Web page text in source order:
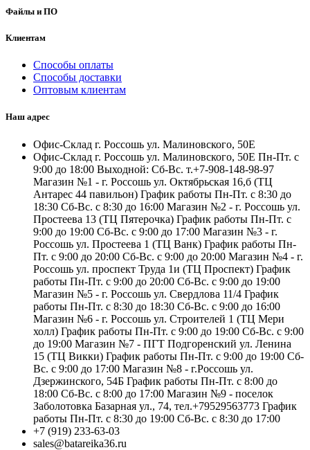
Файлы и ПО
Клиентам
Способы оплаты
Способы доставки
Оптовым клиентам
Наш адрес
Офис-Склад г. Россошь ул. Малиновского, 50Е
Офис-Склад г. Россошь ул. Малиновского, 50Е Пн-Пт. с
9:00 до 18:00 Выходной: Сб-Вс. т.+7-908-148-98-97
Магазин №1 - г. Россошь ул. Октябрьская 16,б (ТЦ
Антарес 44 павильон) График работы Пн-Пт. с 8:30 до
18:30 Сб-Вс. с 8:30 до 16:00 Магазин №2 - г. Россошь ул.
Простеева 13 (ТЦ Пятерочка) График работы Пн-Пт. с
9:00 до 19:00 Сб-Вс. с 9:00 до 17:00 Магазин №3 - г.
Россошь ул. Простеева 1 (ТЦ Ванк) График работы Пн-
Пт. с 9:00 до 20:00 Сб-Вс. с 9:00 до 20:00 Магазин №4 - г.
Россошь ул. проспект Труда 1и (ТЦ Проспект) График
работы Пн-Пт. с 9:00 до 20:00 Сб-Вс. с 9:00 до 19:00
Магазин №5 - г. Россошь ул. Свердлова 11/4 График
работы Пн-Пт. с 8:30 до 18:30 Сб-Вс. с 9:00 до 16:00
Магазин №6 - г. Россошь ул. Строителей 1 (ТЦ Мери
холл) График работы Пн-Пт. с 9:00 до 19:00 Сб-Вс. с 9:00
до 19:00 Магазин №7 - ПГТ Подгоренский ул. Ленина
15 (ТЦ Викки) График работы Пн-Пт. с 9:00 до 19:00 Сб-
Вс. с 9:00 до 17:00 Магазин №8 - г.Россошь ул.
Дзержинского, 54Б График работы Пн-Пт. с 8:00 до
18:00 Сб-Вс. с 8:00 до 17:00 Магазин №9 - поселок
Заболотовка Базарная ул., 74, тел.+79529563773 График
работы Пн-Пт. с 8:30 до 19:00 Сб-Вс. с 8:30 до 17:00
+7 (919) 233-63-03
sales@batareika36.ru